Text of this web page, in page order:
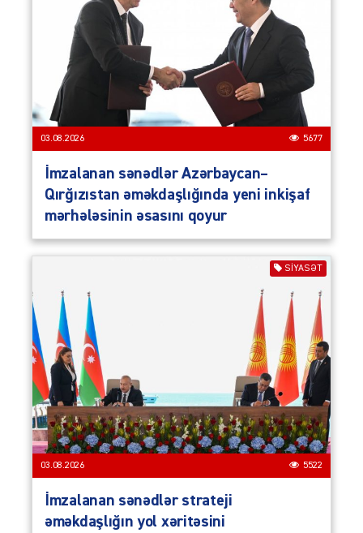
03.08.2026 5677
İmzalanan sənədlər Azərbaycan–
Qırğızıstan əməkdaşlığında yeni inkişaf
mərhələsinin əsasını qoyur
SIYASƏT
03.08.2026 5522
İmzalanan sənədlər strateji
əməkdaşlığın yol xəritəsini